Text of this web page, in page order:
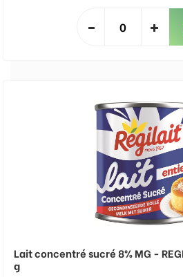
Lait concentré sucré 8% MG - REGILAIT - Boite de 397
g